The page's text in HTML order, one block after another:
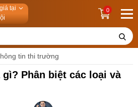
tại 0
tin thi trường
gì? Phân biệt các loại và